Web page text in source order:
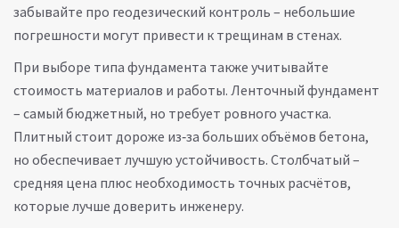
забывайте про геодезический контроль – небольшие
погрешности могут привести к трещинам в стенах.
При выборе типа фундамента также учитывайте
стоимость материалов и работы. Ленточный фундамент
– самый бюджетный, но требует ровного участка.
Плитный стоит дороже из‑за больших объёмов бетона,
но обеспечивает лучшую устойчивость. Столбчатый –
средняя цена плюс необходимость точных расчётов,
которые лучше доверить инженеру.